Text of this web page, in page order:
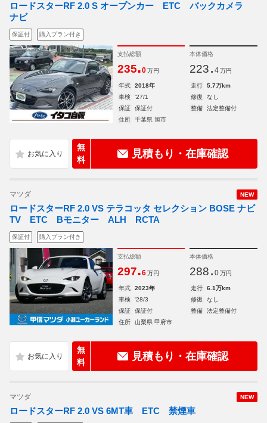
ロードスターRF 2.0 S オープンカー ETC バックカメラ
ナビ
保証付 購入プラン付き
支払総額
235.0 万円
本体価格
223. 4 万円
年式 2018年 走行
5.7万km
車検
'27/1 修復
なし
保証
保証付 整備
法定整備付
住所
千葉県 旭市
無
料
見積もり・在庫確認
NEW
マツダ
ロードスターRF 2.0 VS テラコッタ セレクション BOSE ナビ
TV ETC Bモニター ALH RCTA
保証付 購入プラン付き
支払総額
297.6 万円
本体価格
288. 0 万円
年式 2023年 走行
6.1万km
車検
'28/3 修復
なし
保証
保証付 整備
法定整備付
住所
山梨県 甲府市
無
料
見積もり・在庫確認
NEW
マツダ
ロードスターRF 2.0 VS 6MT車 ETC 禁煙車